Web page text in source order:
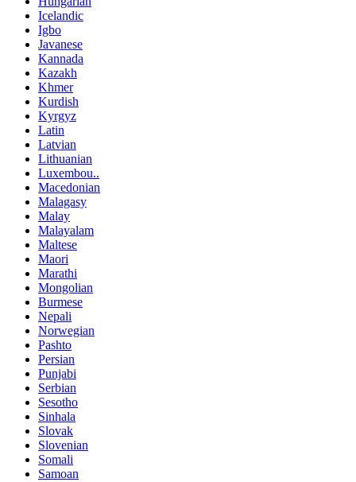
Icelandic
Igbo
Javanese
Kannada
Kazakh
Khmer
Kurdish
Kyrgyz
Latin
Latvian
Lithuanian
Luxembou..
Macedonian
Malagasy
Malay
Malayalam
Maltese
Maori
Marathi
Mongolian
Burmese
Nepali
Norwegian
Pashto
Persian
Punjabi
Serbian
Sesotho
Sinhala
Slovak
Slovenian
Somali
Samoan